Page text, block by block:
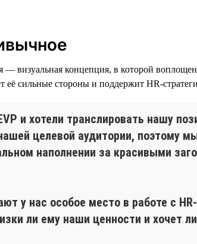
— визуальная концепция, в которой
её сильные стороны и поддержит HR-
и хотели транслировать нашу
целевой аудитории, поэтому
наполнении за красивыми
у нас особое место в работе с
ли ему наши ценности и хочет